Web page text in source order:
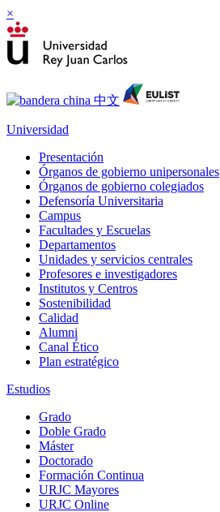
×
Universidad
Presentación
Órganos de gobierno unipersonales
Órganos de gobierno colegiados
Defensoría Universitaria
Campus
Facultades y Escuelas
Departamentos
Unidades y servicios centrales
Profesores e investigadores
Institutos y Centros
Sostenibilidad
Calidad
Alumni
Canal Ético
Plan estratégico
Estudios
Grado
Doble Grado
Máster
Doctorado
Formación Continua
URJC Mayores
URJC Online